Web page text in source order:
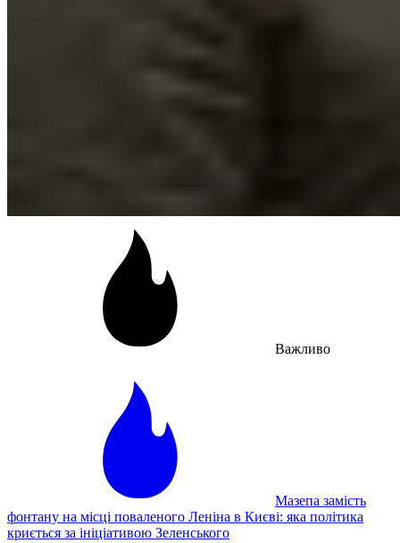
Важливо
Мазепа замість
фонтану на місці поваленого Леніна в Києві: яка політика
криється за ініціативою Зеленського